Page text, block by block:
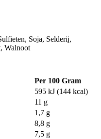
Soja, Selderij,
Walnoot
Per 100 Gram
595 kJ (144 kcal)
11 g
1,7 g
8,8 g
7,5 g